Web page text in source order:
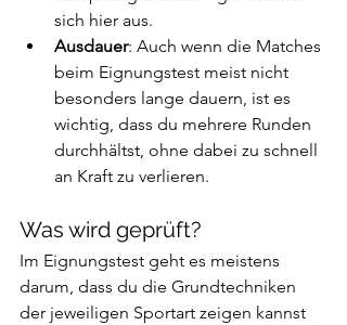
sich hier aus.
Ausdauer: Auch wenn die Matches
beim Eignungstest meist nicht
besonders lange dauern, ist es
wichtig, dass du mehrere Runden
durchhältst, ohne dabei zu schnell
an Kraft zu verlieren.
Was wird geprüft?
Im Eignungstest geht es meistens
darum, dass du die Grundtechniken
der jeweiligen Sportart zeigen kannst